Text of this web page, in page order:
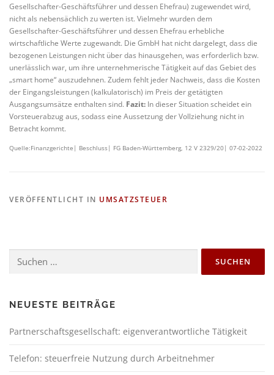
Gesellschafter-Geschäftsführer und dessen Ehefrau) zugewendet wird,
nicht als nebensächlich zu werten ist. Vielmehr wurden dem
Gesellschafter-Geschäftsführer und dessen Ehefrau erhebliche
wirtschaftliche Werte zugewandt. Die GmbH hat nicht dargelegt, dass die
bezogenen Leistungen nicht über das hinausgehen, was erforderlich bzw.
unerlässlich war, um ihre unternehmerische Tätigkeit auf das Gebiet des
„smart home“ auszudehnen. Zudem fehlt jeder Nachweis, dass die Kosten
der Eingangsleistungen (kalkulatorisch) im Preis der getätigten
Ausgangsumsätze enthalten sind. Fazit: In dieser Situation scheidet ein
Vorsteuerabzug aus, sodass eine Aussetzung der Vollziehung nicht in
Betracht kommt.
Quelle:Finanzgerichte| Beschluss| FG Baden-Württemberg, 12 V 2329/20| 07-02-2022
VERÖFFENTLICHT IN UMSATZSTEUER
NEUESTE BEITRÄGE
Partnerschaftsgesellschaft: eigenverantwortliche Tätigkeit
Telefon: steuerfreie Nutzung durch Arbeitnehmer